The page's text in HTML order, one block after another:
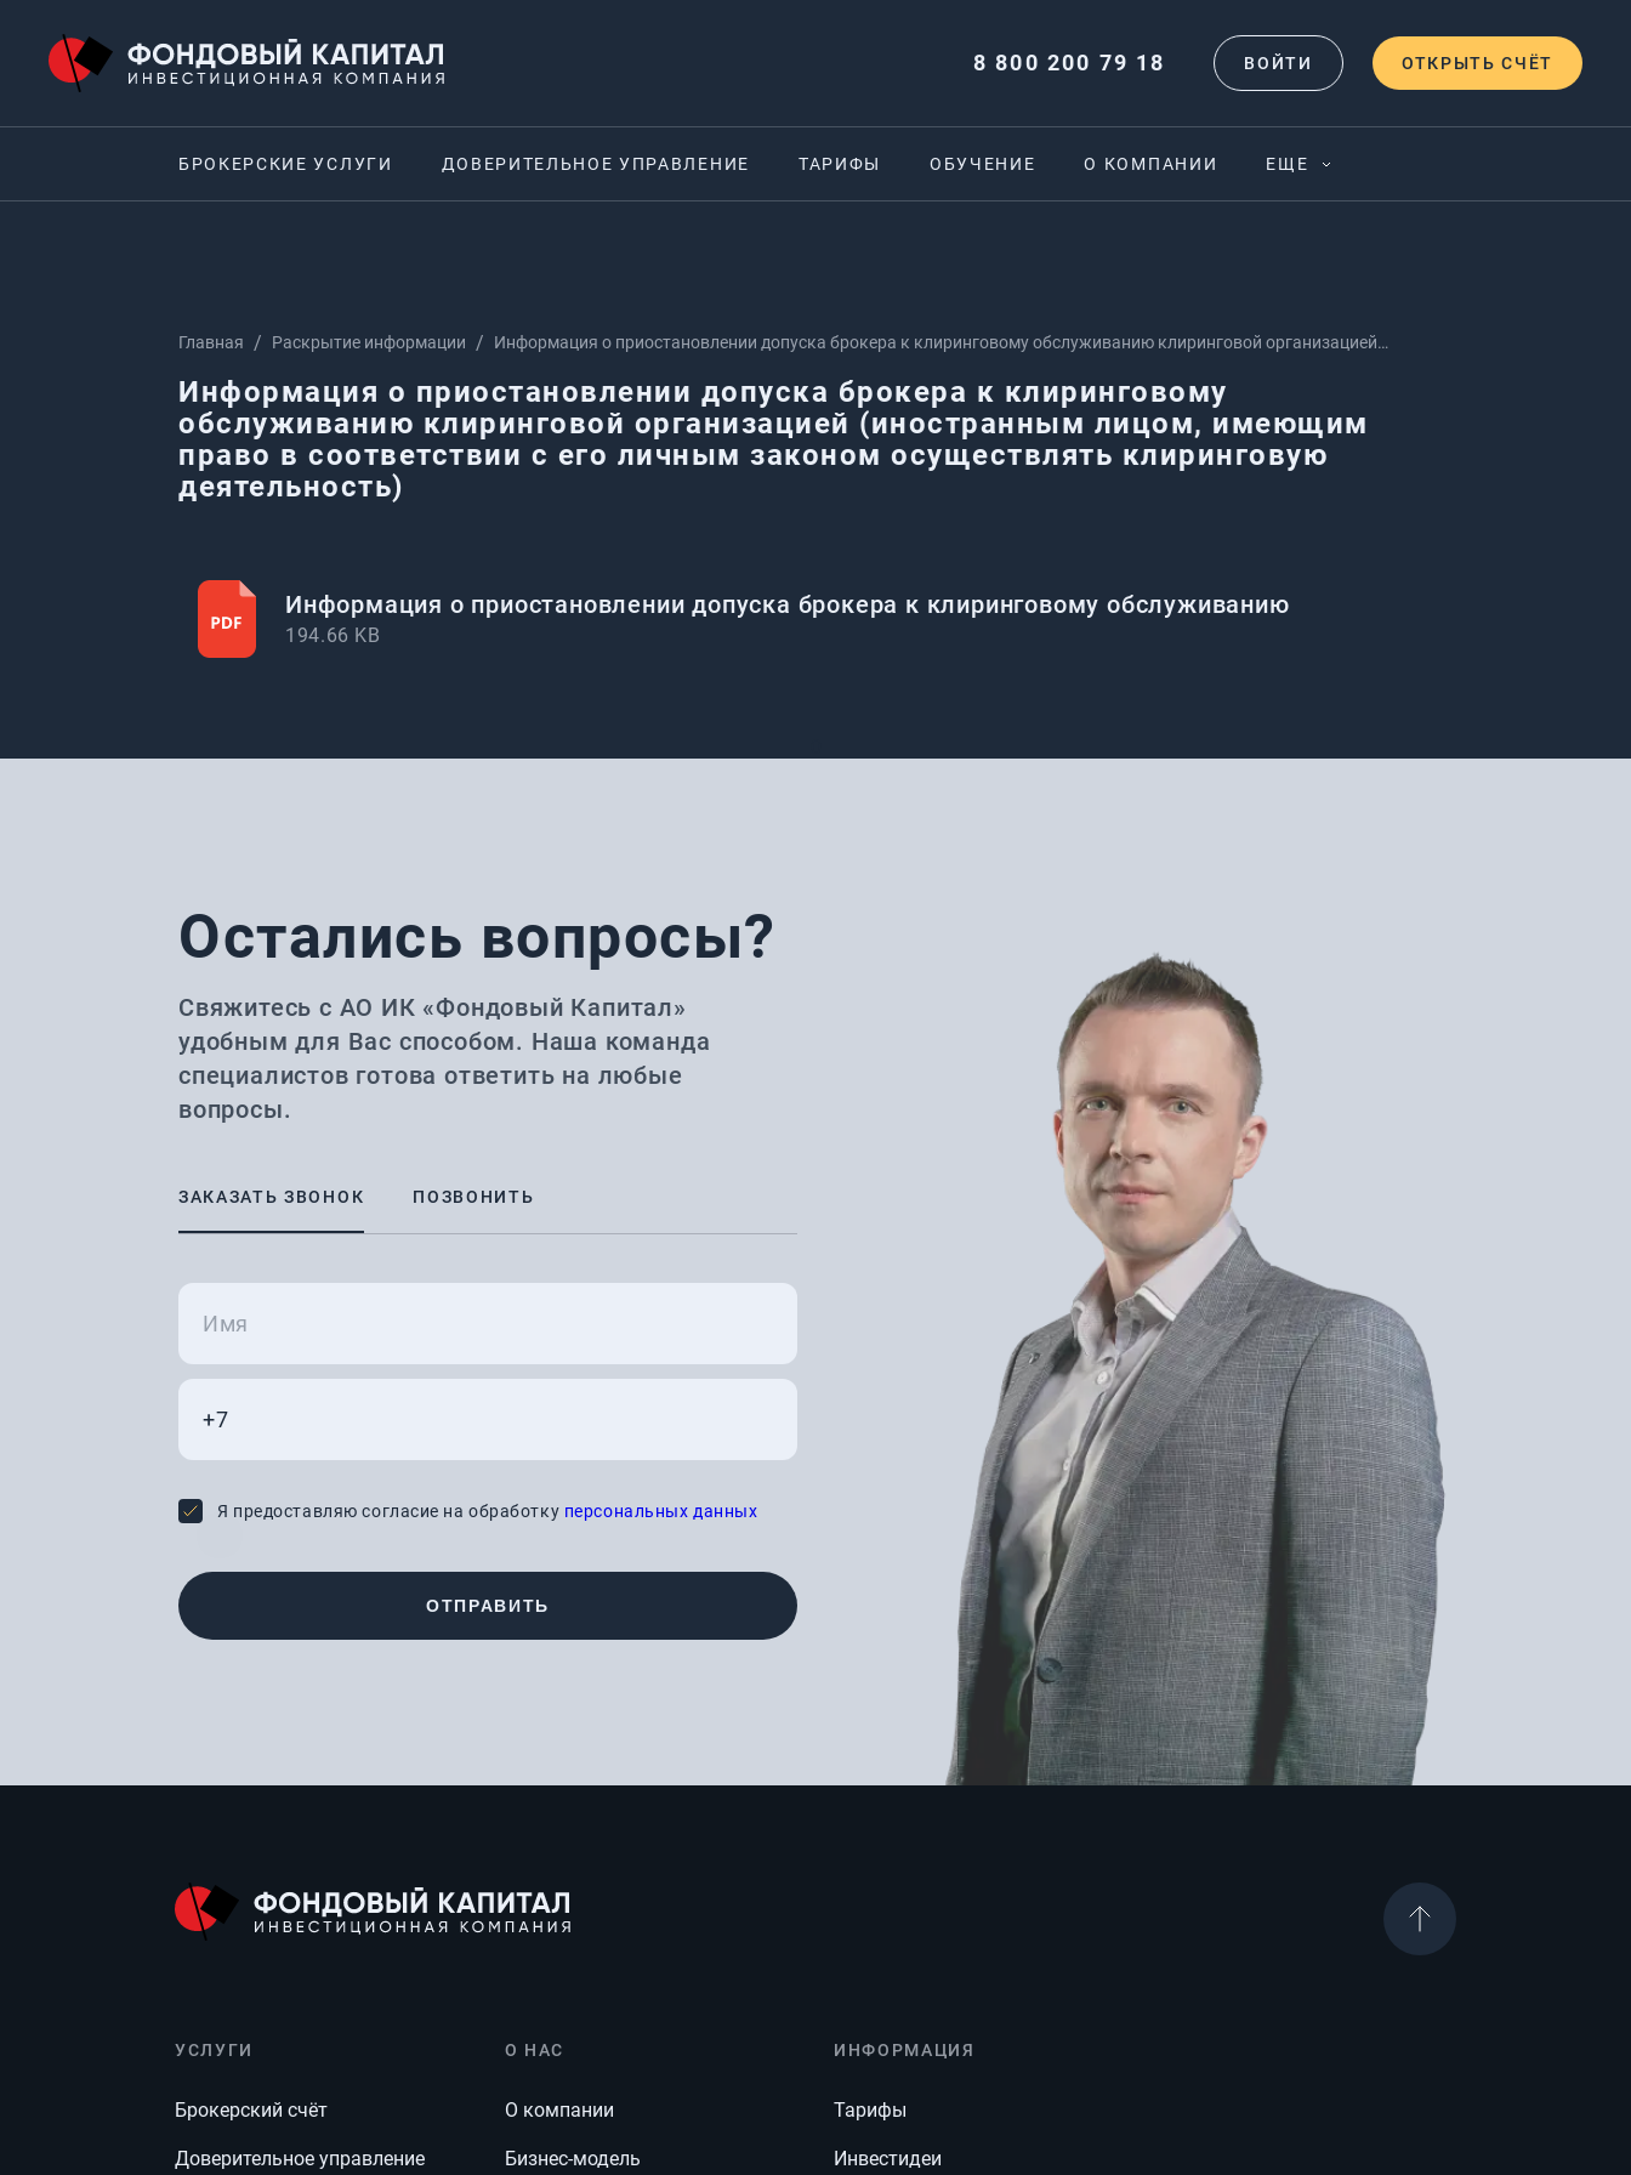
8 800 200 79 18 ВОЙТИ ОТКРЫТЬ СЧЁТ
БРОКЕРСКИЕ УСЛУГИ ДОВЕРИТЕЛЬНОЕ УПРАВЛЕНИЕ ТАРИФЫ ОБУЧЕНИЕ О КОМПАНИИ ЕЩЕ
Главная Раскрытие информации
Информация о приостановлении допуска брокера к клиринговому обслуживанию клиринговой организацией
деятельность)
Информация о приостановлении допуска брокера к клиринговому
обслуживанию клиринговой организацией (иностранным лицом, имеющим
право в соответствии с его личным законом осуществлять клиринговую
деятельность)
Информация о приостановлении допуска брокера к клиринговому обслуживанию
194.66 KB
Остались вопросы?
Свяжитесь с АО ИК «Фондовый Капитал»
удобным для Вас способом. Наша команда
специалистов готова ответить на любые
вопросы.
ЗАКАЗАТЬ ЗВОНОК ПОЗВОНИТЬ
Я предоставляю согласие на обработку персональных данных
ОТПРАВИТЬ
УСЛУГИ
Брокерский счёт
Доверительное управление
О НАС
О компании
Бизнес-модель
ИНФОРМАЦИЯ
Тарифы
Инвестидеи